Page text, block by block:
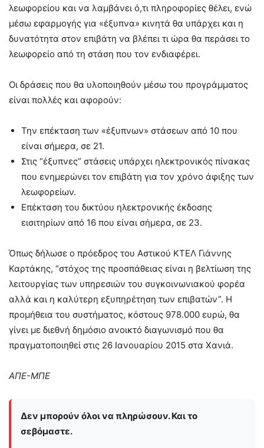
λεωφορείου και να λαμβάνει ό,τι πληροφορίες θέλει, ενώ
μέσω εφαρμογής για «έξυπνα» κινητά θα υπάρχει και η
δυνατότητα στον επιβάτη να βλέπει τι ώρα θα περάσει το
λεωφορείο από τη στάση που τον ενδιαφέρει.
Οι δράσεις που θα υλοποιηθούν μέσω του προγράμματος
είναι πολλές και αφορούν:
Την επέκταση των «έξυπνων» στάσεων από 10 που
είναι σήμερα, σε 21.
Στις “έξυπνες” στάσεις υπάρχει ηλεκτρονικός πίνακας
που ενημερώνει τον επιβάτη για τον χρόνο άφιξης των
λεωφορείων.
Επέκταση του δικτύου ηλεκτρονικής έκδοσης
εισιτηρίων από 16 που είναι σήμερα, σε 23.
Όπως δήλωσε ο πρόεδρος του Αστικού ΚΤΕΛ Γιάννης
Καρτάκης, “στόχος της προσπάθειας είναι η βελτίωση της
λειτουργίας των υπηρεσιών του συγκοινωνιακού φορέα
αλλά και η καλύτερη εξυπηρέτηση των επιβατών”. Η
προμήθεια του συστήματος, κόστους 978.000 ευρώ, θα
γίνει με διεθνή δημόσιο ανοικτό διαγωνισμό που θα
πραγματοποιηθεί στις 26 Ιανουαρίου 2015 στα Χανιά.
ΑΠΕ-ΜΠΕ
Δεν μπορούν όλοι να πληρώσουν. Και το
σεβόμαστε.